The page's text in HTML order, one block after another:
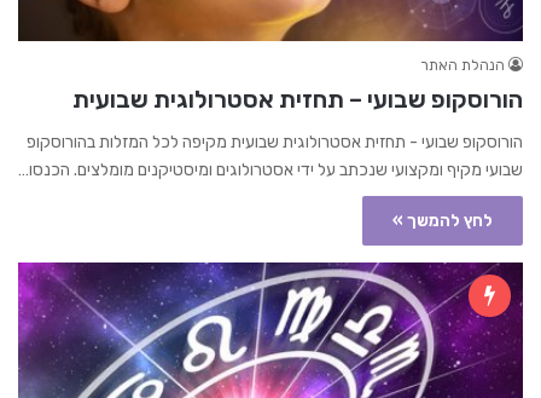
הנהלת האתר
הורוסקופ שבועי – תחזית אסטרולוגית שבועית
הורוסקופ שבועי - תחזית אסטרולוגית שבועית מקיפה לכל המזלות בהורוסקופ
שבועי מקיף ומקצועי שנכתב על ידי אסטרולוגים ומיסטיקנים מומלצים. הכנסו…
לחץ להמשך »